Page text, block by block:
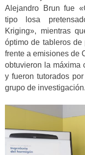
Alejandro Brun fue
tipo losa
Kriging», mientras
óptimo de tableros
frente a emisiones de
obtuvieron la máxima
y fueron tutorados
grupo de